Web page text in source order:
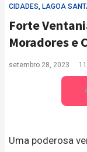
CIDADES, LAGOA
Forte
Moradores e
setembro 28, 2023
Uma poderosa